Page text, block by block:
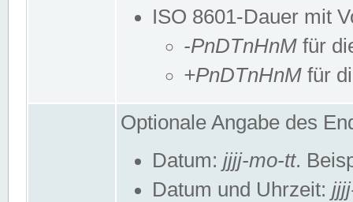
ISO 8601-Dauer mit
-PnDTnHnM für
+PnDTnHnM für
Optionale Angabe des
Datum: jjjj-mo-tt.
Datum und Uhrzeit: